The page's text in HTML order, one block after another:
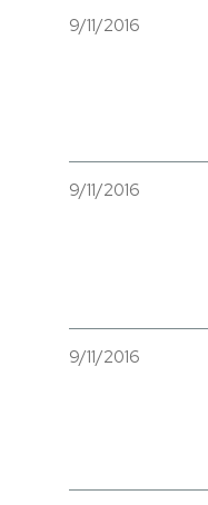
9/11/2016
9/11/2016
9/11/2016